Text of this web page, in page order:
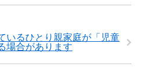
いるひとり親家庭が「児童
場合があります